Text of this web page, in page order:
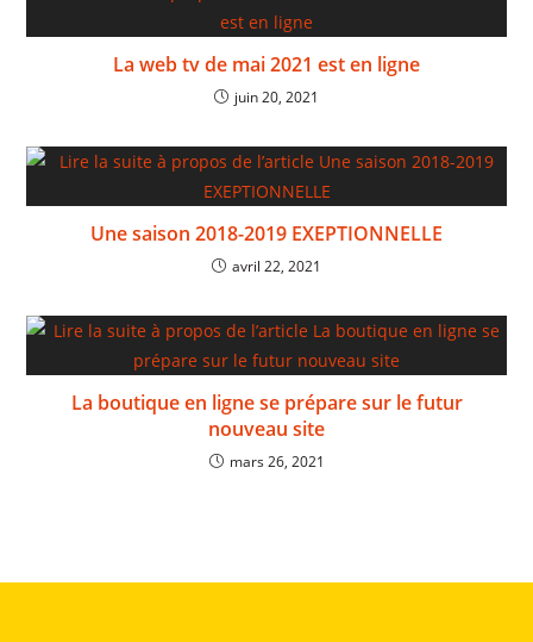
La web tv de mai 2021 est en ligne
juin 20, 2021
Une saison 2018-2019 EXEPTIONNELLE
avril 22, 2021
La boutique en ligne se prépare sur le futur
nouveau site
mars 26, 2021